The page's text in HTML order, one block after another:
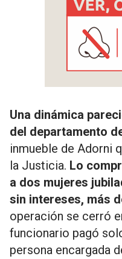
Una dinámica
del departamento
inmueble de Adorni
la Justicia. Lo
a dos mujeres
sin intereses, más
operación se cerró
funcionario pagó
persona encargada